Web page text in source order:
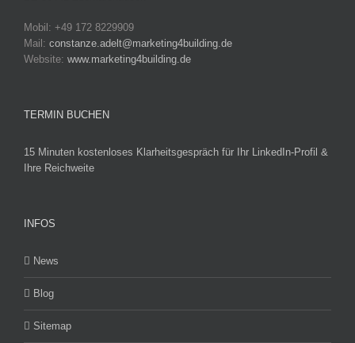
Mobil: +49 172 8229909
Mail: constanze.adelt@marketing4building.de
Website: www.marketing4building.de
TERMIN BUCHEN
15 Minuten kostenloses Klarheitsgespräch für Ihr LinkedIn-Profil &
Ihre Reichweite
INFOS
News
Blog
Sitemap